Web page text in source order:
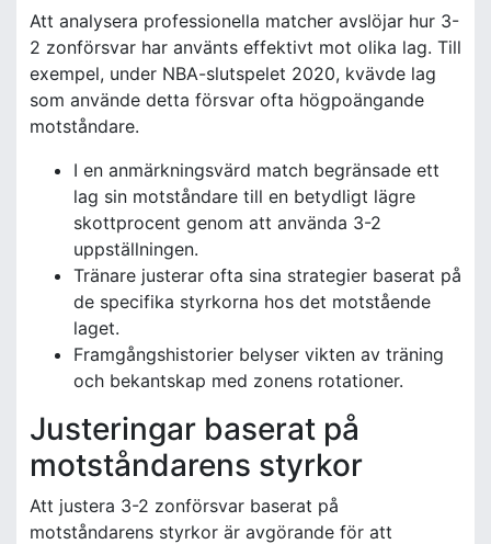
Att analysera professionella matcher avslöjar hur 3-
2 zonförsvar har använts effektivt mot olika lag. Till
exempel, under NBA-slutspelet 2020, kvävde lag
som använde detta försvar ofta högpoängande
motståndare.
I en anmärkningsvärd match begränsade ett
lag sin motståndare till en betydligt lägre
skottprocent genom att använda 3-2
uppställningen.
Tränare justerar ofta sina strategier baserat på
de specifika styrkorna hos det motstående
laget.
Framgångshistorier belyser vikten av träning
och bekantskap med zonens rotationer.
Justeringar baserat på
motståndarens styrkor
Att justera 3-2 zonförsvar baserat på
motståndarens styrkor är avgörande för att